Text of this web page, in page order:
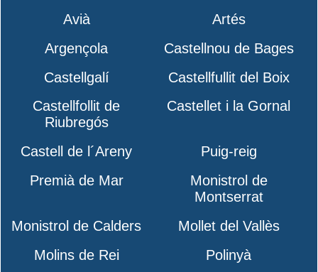
Avià
Artés
Argençola
Castellnou de Bages
Castellgalí
Castellfullit del Boix
Castellfollit de
Riubregós
Castellet i la Gornal
Castell de l´Areny
Puig-reig
Premià de Mar
Monistrol de
Montserrat
Monistrol de Calders
Mollet del Vallès
Molins de Rei
Polinyà